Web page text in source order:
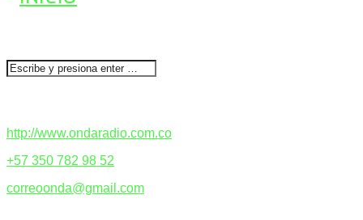
http://www.ondaradio.com.co
+57 350 782 98 52
correoonda@gmail.com